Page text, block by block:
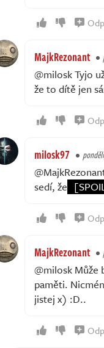
MajkRezonant
@milosk Tyjo
že to dítě jen
milosk97
sedí, že
MajkRezonant
@milosk Může
paměti.
jistej x) :D..